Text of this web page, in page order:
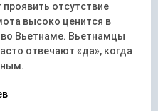
отсутствие
высоко ценится в
Вьетнаме. Вьетнамцы
отвечают «да», когда